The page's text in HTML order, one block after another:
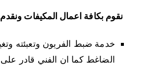
نقوم بكافة اعمال المكيفات
خدمة ضبط الفريون وتعبئته
الضاغط كما ان الفني قادر